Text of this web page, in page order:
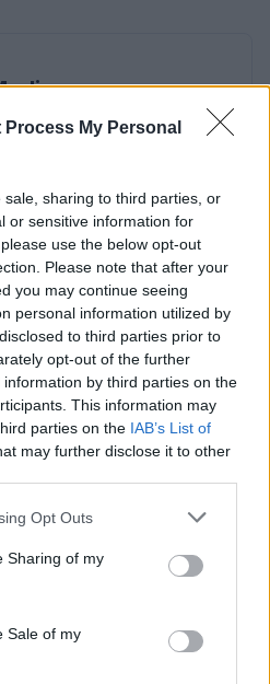
Process My Personal
sharing to third parties, or
or sensitive information for
use the below opt-out
Please note that after your
you may continue seeing
personal information utilized by
to third parties prior to
opt-out of the further
by third parties on the
This information may
parties on the IAB’s List of
may further disclose it to other
app uses one or more Google
behaviour. You may click to
and its third-party tags to
purposes in below Google
Opt Outs
Sharing of my
Sale of my